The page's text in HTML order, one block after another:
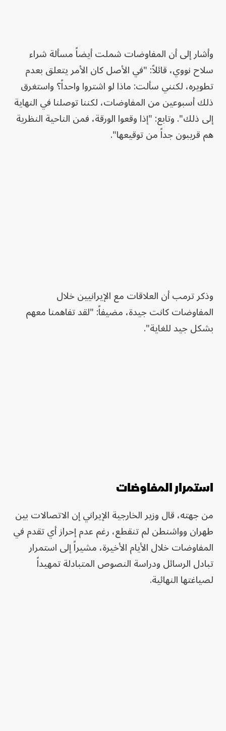
وأشار إلى أن المفاوضات شملت أيضاً مسألة شراء
سلاح نووي، قائلاً: "في الأصل كان الأمر يتعلق بعدم
تطويره، لكنني سألت: ماذا لو اشتروا واحداً؟ واستغرق
ذلك أسبوعين من المفاوضات، لكننا توصلنا في النهاية
إلى ذلك". وتابع: "إذا وقعوا الورقة، فمن الناحية النظرية
هم قريبون جداً من توقيعها".
وذكر ترمب أن العلاقات مع الإيرانيين خلال
المفاوضات كانت جيدة، مضيفاً: "لقد تفاهمنا معهم
بشكل جيد للغاية".
استمرار المفاوضات
من جهته، قال وزير الخارجية الإيراني إن الاتصالات بين
طهران وواشنطن لم تنقطع، رغم عدم إحراز أي تقدم في
المفاوضات خلال الأيام الأخيرة، مشيراً إلى استمرار
تبادل الرسائل ودراسة النصوص المتبادلة تمهيداً
لصياغتها النهائية.